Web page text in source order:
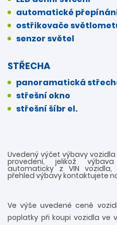
automatické
ostřikovače
senzor světel
STŘECHA
panoramatická
střešní okno
střešní šíbr el.
Uvedený výčet výbavy
provedení, jelikož
automaticky z VIN
přehled výbavy kontaktujete
Ve výše uvedené ceně
poplatky při koupi vozidla ve